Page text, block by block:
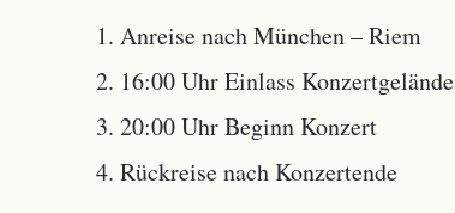
Anreise nach München – Riem
16:00 Uhr Einlass Konzertgelände
20:00 Uhr Beginn Konzert
Rückreise nach Konzertende